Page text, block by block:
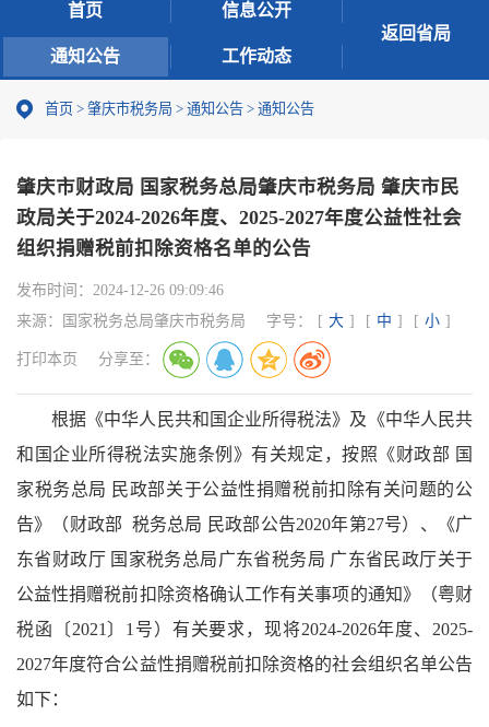
首页 信息公开
通知公告 工作动态
返回省局
首页 > 肇庆市税务局 > 通知公告 > 通知公告
肇庆市财政局 国家税务总局肇庆市税务局 肇庆市民
政局关于2024-2026年度、2025-2027年度公益性社会
组织捐赠税前扣除资格名单的公告
发布时间： 2024-12-26 09:09:46
来源：
国家税务总局肇庆市税务局 字号： [ 大 ] [ 中 ] [ 小 ]
打印本页 分享至：
根据《中华人民共和国企业所得税法》及《中华人民共
和国企业所得税法实施条例》有关规定，按照《财政部 国
家税务总局 民政部关于公益性捐赠税前扣除有关问题的公
告》（财政部 税务总局 民政部公告2020年第27号）、《广
东省财政厅 国家税务总局广东省税务局 广东省民政厅关于
公益性捐赠税前扣除资格确认工作有关事项的通知》（粤财
税函〔2021〕1号）有关要求，现将2024-2026年度、2025-
2027年度符合公益性捐赠税前扣除资格的社会组织名单公告
如下：